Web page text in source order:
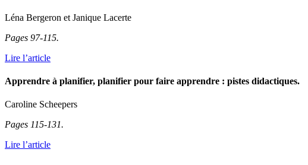
Léna Bergeron et Janique Lacerte
Pages 97-115.
Lire l’article
Apprendre à planifier, planifier pour faire apprendre : pistes didactiques.
Caroline Scheepers
Pages 115-131.
Lire l’article